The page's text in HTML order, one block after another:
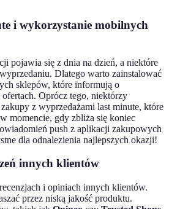
i wykorzystanie mobilnych
pojawia się z dnia na dzień, a niektóre
Dlatego warto zainstalować
sklepów, które informują o
Oprócz tego, niektórzy
z wyprzedażami last minute, które
momencie, gdy zbliża się koniec
push z aplikacji zakupowych
dla odnalezienia najlepszych okazji!
innych klientów
i opiniach innych klientów.
przez niską jakość produktu.